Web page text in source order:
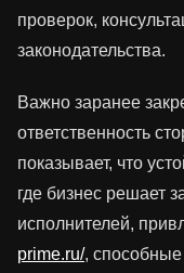
проверок,
законодательства.
Важно заранее
ответственность
показывает, что
где бизнес решает
исполнителей,
prime.ru/, способные